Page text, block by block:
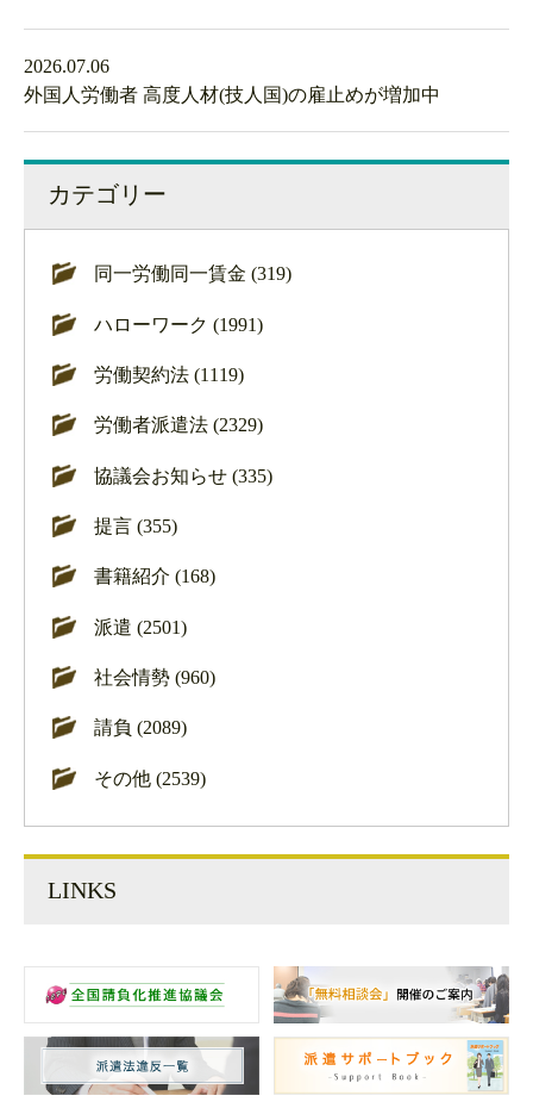
2026.07.06
外国人労働者 高度人材(技人国)の雇止めが増加中
カテゴリー
同一労働同一賃金 (319)
ハローワーク (1991)
労働契約法 (1119)
労働者派遣法 (2329)
協議会お知らせ (335)
提言 (355)
書籍紹介 (168)
派遣 (2501)
社会情勢 (960)
請負 (2089)
その他 (2539)
LINKS